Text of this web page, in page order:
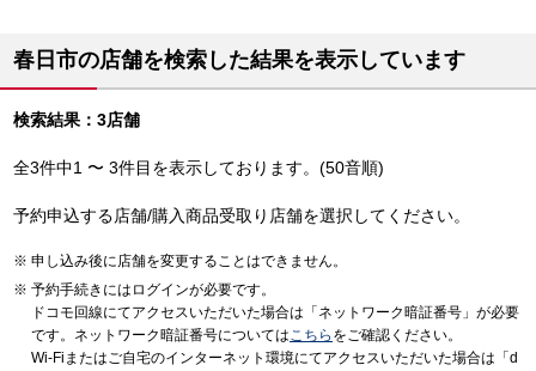
春日市の店舗を検索した結果を表示しています
検索結果：3店舗
全3件中1 〜 3件目を表示しております。(50音順)
予約申込する店舗/購入商品受取り店舗を選択してください。
申し込み後に店舗を変更することはできません。
予約手続きにはログインが必要です。
ドコモ回線にてアクセスいただいた場合は「ネットワーク暗証番号」が必要
です。ネットワーク暗証番号についてはこちら をご確認ください。
Wi-Fiまたはご自宅のインターネット環境にてアクセスいただいた場合は「d